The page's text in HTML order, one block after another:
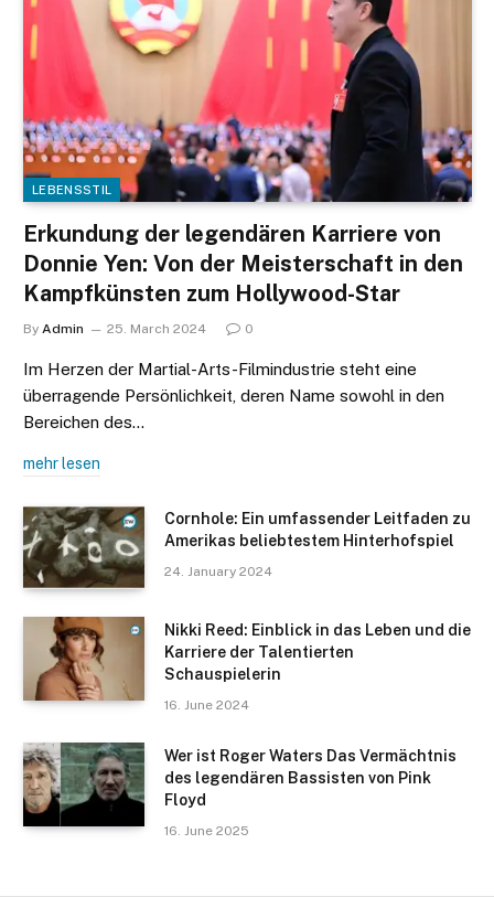
LEBENSSTIL
Erkundung der legendären Karriere von
Donnie Yen: Von der Meisterschaft in den
Kampfkünsten zum Hollywood-Star
By Admin 25. March 2024 0
Im Herzen der Martial-Arts-Filmindustrie steht eine
überragende Persönlichkeit, deren Name sowohl in den
Bereichen des…
mehr lesen
Cornhole: Ein umfassender Leitfaden zu
Amerikas beliebtestem Hinterhofspiel
24. January 2024
Nikki Reed: Einblick in das Leben und die
Karriere der Talentierten
Schauspielerin
16. June 2024
Wer ist Roger Waters Das Vermächtnis
des legendären Bassisten von Pink
Floyd
16. June 2025